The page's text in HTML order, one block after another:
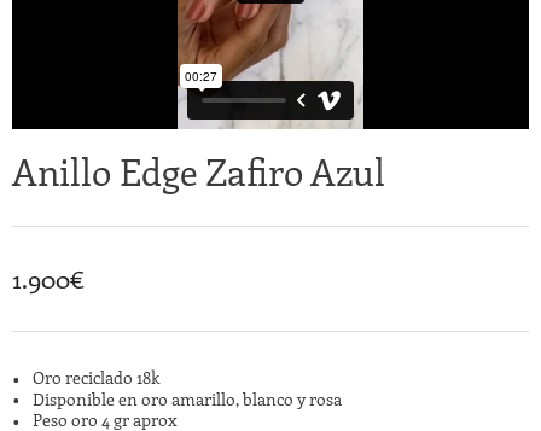
Anillo Edge Zafiro Azul
1.900€
Oro reciclado 18k
Disponible en oro amarillo, blanco y rosa
Peso oro 4 gr aprox